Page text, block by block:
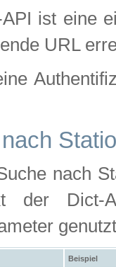
ist eine
URL
nach
der Dict-
Beispiel